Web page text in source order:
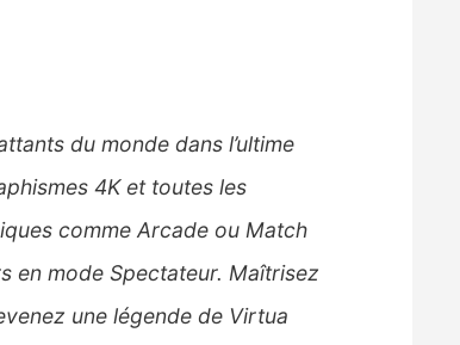
du monde dans l’ultime
4K et toutes les
comme Arcade ou Match
en mode Spectateur. Maîtrisez
une légende de Virtua